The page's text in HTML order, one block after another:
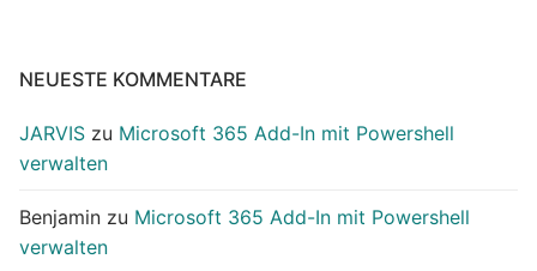
NEUESTE KOMMENTARE
JARVIS zu Microsoft 365 Add-In mit Powershell
verwalten
Benjamin zu Microsoft 365 Add-In mit Powershell
verwalten